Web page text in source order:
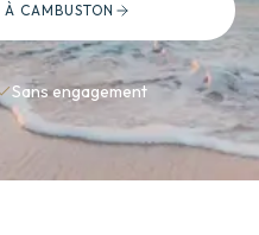
À CAMBUSTON
Sans engagement